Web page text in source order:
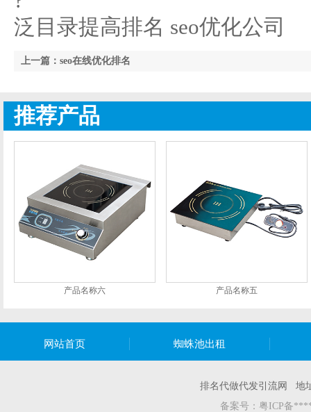
泛目录提高排名 seo优化公司
上一篇：seo在线优化排名
推荐产品
产品名称六 产品名称五
网站首页 蜘蛛池出租
排名代做代发引流网 地
备案号： 粤ICP备